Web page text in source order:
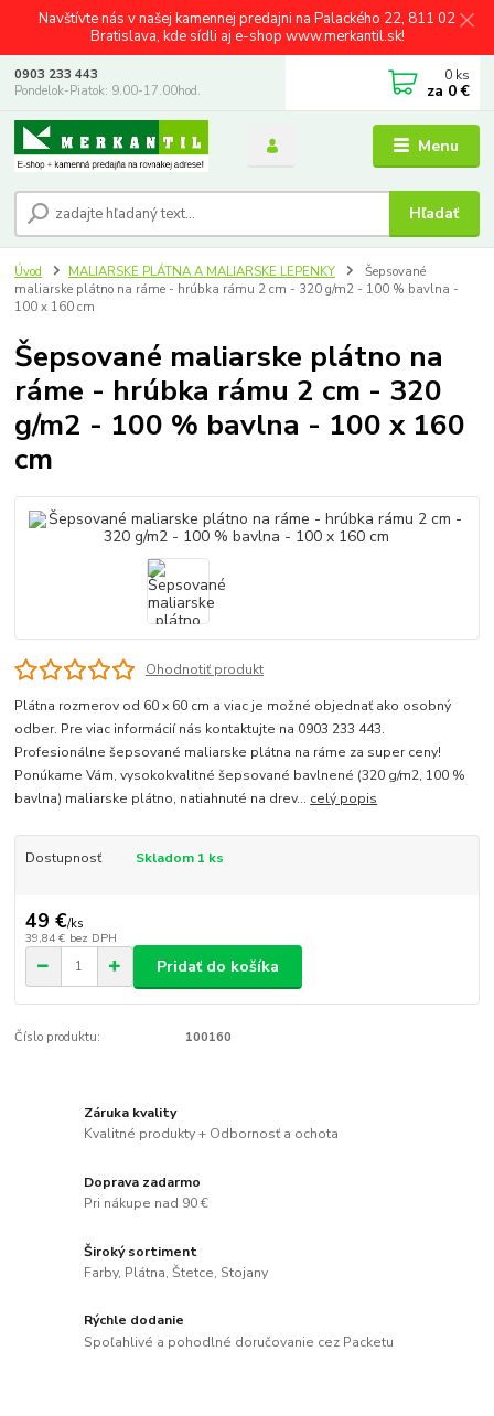
Navštívte nás v našej kamennej predajni na Palackého 22, 811 02
Bratislava, kde sídli aj e-shop www.merkantil.sk!
Menu
Hľadať
0903 233 443
Pondelok-Piatok: 9.00-17.00hod.
0 ks
za 0 €
Úvod MALIARSKE PLÁTNA A MALIARSKE LEPENKY
Šepsované
maliarske plátno na ráme - hrúbka rámu 2 cm - 320 g/m2 - 100 % bavlna -
100 x 160 cm
Šepsované maliarske plátno na
ráme - hrúbka rámu 2 cm - 320
g/m2 - 100 % bavlna - 100 x 160
cm
Ohodnotiť produkt
Plátna rozmerov od 60 x 60 cm a viac je možné objednať ako osobný
odber. Pre viac informácií nás kontaktujte na 0903 233 443.
Profesionálne šepsované maliarske plátna na ráme za super ceny!
Ponúkame Vám, vysokokvalitné šepsované bavlnené (320 g/m2, 100 %
bavlna) maliarske plátno, natiahnuté na drev... celý popis
Dostupnosť Skladom 1 ks
49 €/ks
39,84 € bez DPH
Pridať do košíka
Číslo produktu: 100160
Záruka kvality
Kvalitné produkty + Odbornosť a ochota
Doprava zadarmo
Pri nákupe nad 90 €
Široký sortiment
Farby, Plátna, Štetce, Stojany
Rýchle dodanie
Spoľahlivé a pohodlné doručovanie cez Packetu